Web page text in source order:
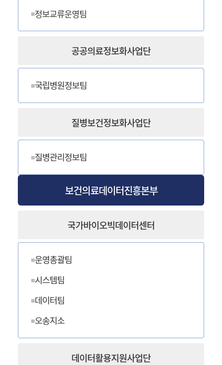
정보교류운영팀
공공의료정보화사업단
국립병원정보팀
질병보건정보화사업단
질병관리정보팀
보건의료데이터진흥본부
국가바이오빅데이터센터
운영총괄팀
시스템팀
데이터팀
오송지소
데이터활용지원사업단